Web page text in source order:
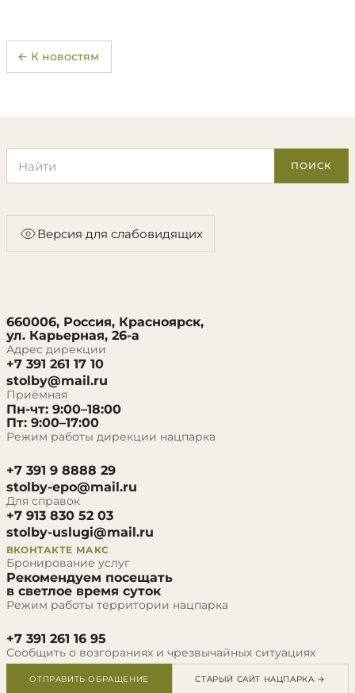
← К новостям
ПОИСК
Версия для слабовидящих
660006, Россия, Красноярск,
ул. Карьерная, 26-а
Адрес дирекции
+7 391 261 17 10
stolby@mail.ru
Приёмная
Пн-чт: 9:00–18:00
Пт: 9:00–17:00
Режим работы дирекции нацпарка
+7 391 9 8888 29
stolby-epo@mail.ru
Для справок
+7 913 830 52 03
stolby-uslugi@mail.ru
ВКОНТАКТЕ МАКС
Бронирование услуг
Рекомендуем посещать
в светлое время суток
Режим работы территории нацпарка
+7 391 261 16 95
Сообщить о возгораниях и чрезвычайных ситуациях
ОТПРАВИТЬ ОБРАЩЕНИЕ СТАРЫЙ САЙТ НАЦПАРКА →